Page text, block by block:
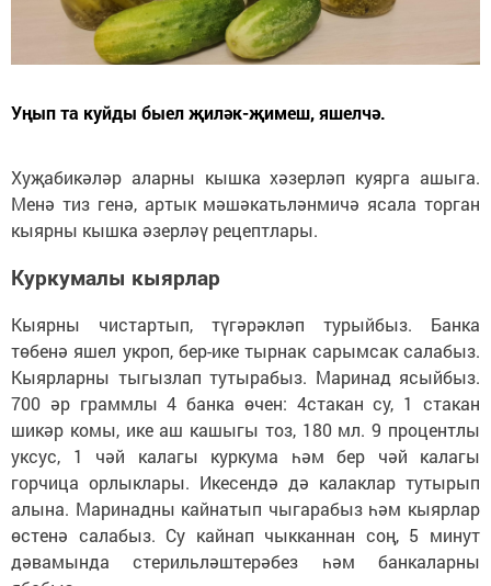
Уңып та куйды быел җиләк-җимеш, яшелчә.
Хуҗабикәләр аларны кышка хәзерләп куярга ашыга.
Менә тиз генә, артык мәшәкатьләнмичә ясала торган
кыярны кышка әзерләү рецептлары.
Куркумалы кыярлар
Кыярны чистартып, түгәрәкләп турыйбыз. Банка
төбенә яшел укроп, бер-ике тырнак сарымсак салабыз.
Кыярларны тыгызлап тутырабыз. Маринад ясыйбыз.
700 әр граммлы 4 банка өчен: 4стакан су, 1 стакан
шикәр комы, ике аш кашыгы тоз, 180 мл. 9 процентлы
уксус, 1 чәй калагы куркума һәм бер чәй калагы
горчица орлыклары. Икесендә дә калаклар тутырып
алына. Маринадны кайнатып чыгарабыз һәм кыярлар
өстенә салабыз. Су кайнап чыкканнан соң, 5 минут
дәвамында стерильләштерәбез һәм банкаларны